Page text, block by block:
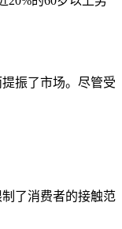
振了市场。尽管受
了消费者的接触范